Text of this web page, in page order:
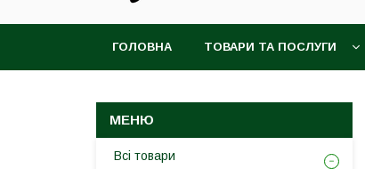
ГОЛОВНА ТОВАРИ ТА ПОСЛУГИ
Всі товари